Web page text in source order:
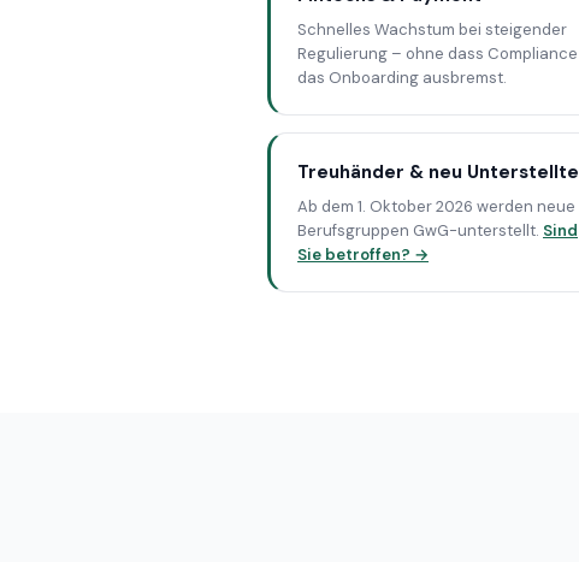
Schnelles Wachstum bei steigender
Regulierung – ohne dass Compliance
das Onboarding ausbremst.
Treuhänder & neu Unterstellte
Ab dem 1. Oktober 2026 werden neue
Berufsgruppen GwG-unterstellt. Sind
Sie betroffen? →